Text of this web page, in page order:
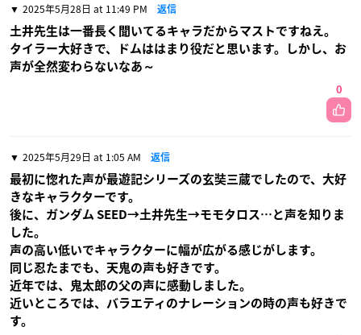
2025年5月28日 at 11:49 PM 返信
土井先生は一番長く聞いてるキャラだからマストですねえ。
タイラー大好きで、ドムははまり役だと思います。しかし、お
声が全然変わらないなあ～
0
2025年5月29日 at 1:05 AM 返信
最初に惚れた声が最遊記シリーズの玄奘三蔵でしたので、大好
きなキャラクターです。
後に、ガンダム SEED→土井先生→モモタロス…と声を知りま
した。
声の高い低いでキャラクターに幅が広がる感じがします。
同じ忍たまでも、天鬼の声も好きです。
近年では、鬼太郎の父の声に感動しました。
近いところでは、バラエティのナレーションの時の声も好きで
す。